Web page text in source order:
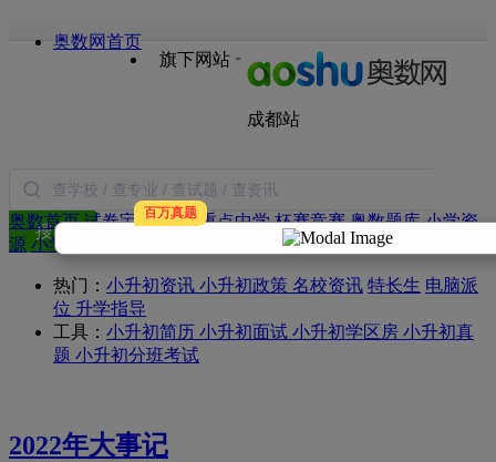
奥数网首页
旗下网站
成都站
搜索
奥数首页 试卷宝 百万真题
小升初 重点中学 杯赛竞赛 奥数题库 小学资
源 小学试题 商务合作
热门： 小升初资讯 小升初政策 名校资讯 特长生 电脑派
位 升学指导
工具： 小升初简历 小升初面试 小升初学区房 小升初真
题 小升初分班考试
2022年大事记